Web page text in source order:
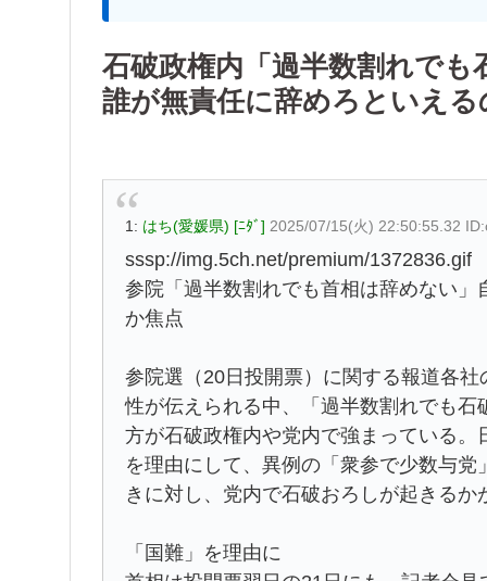
石破政権内「過半数割れで
誰が無責任に辞めろといえる
1: はち(愛媛県) [ﾆﾀﾞ] 2025/07/15(火) 22:50:55.32
sssp://img.5ch.net/premium/1372836.gif
参院「過半数割れでも首相は辞めない
か焦点
参院選（20日投開票）に関する報道各
性が伝えられる中、「過半数割れでも
方が石破政権内や党内で強まっている
を理由にして、異例の「衆参で少数与
きに対し、党内で石破おろしが起きるか
「国難」を理由に